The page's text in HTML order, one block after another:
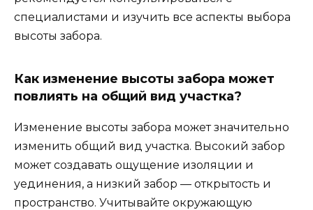
специалистами и изучить все аспекты выбора
высоты забора.
Как изменение высоты забора может
повлиять на общий вид участка?
Изменение высоты забора может значительно
изменить общий вид участка. Высокий забор
может создавать ощущение изоляции и
уединения, а низкий забор — открытость и
пространство. Учитывайте окружающую